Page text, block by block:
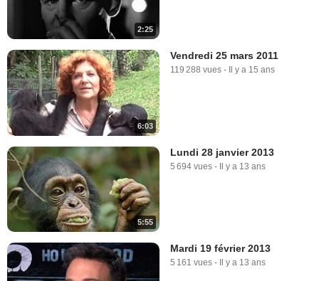
2:25
6:03
Vendredi 25 mars 2011
119 288 vues - Il y a 15 ans
5:55
Lundi 28 janvier 2013
5 694 vues - Il y a 13 ans
Mardi 19 février 2013
5 161 vues - Il y a 13 ans